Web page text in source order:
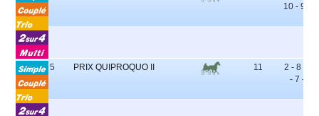
10 - 9 - 4
5 PRIX QUIPROQUO II 11
2 - 8 - 11
- 7 - 9